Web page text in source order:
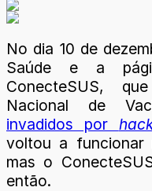
No dia 10 de
Saúde e a
ConecteSUS,
Nacional de
invadidos por
voltou a funcionar
mas o
então.